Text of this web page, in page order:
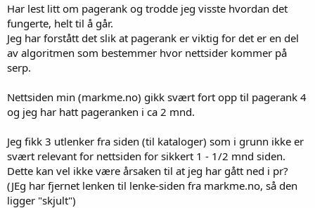
Har lest litt om pagerank og trodde jeg visste hvordan det
fungerte, helt til å går.
Jeg har forstått det slik at pagerank er viktig for det er en del
av algoritmen som bestemmer hvor nettsider kommer på
serp.
Nettsiden min (markme.no) gikk svært fort opp til pagerank 4
og jeg har hatt pageranken i ca 2 mnd.
Jeg fikk 3 utlenker fra siden (til kataloger) som i grunn ikke er
svært relevant for nettsiden for sikkert 1 - 1/2 mnd siden.
Dette kan vel ikke være årsaken til at jeg har gått ned i pr?
(JEg har fjernet lenken til lenke-siden fra markme.no, så den
ligger "skjult")